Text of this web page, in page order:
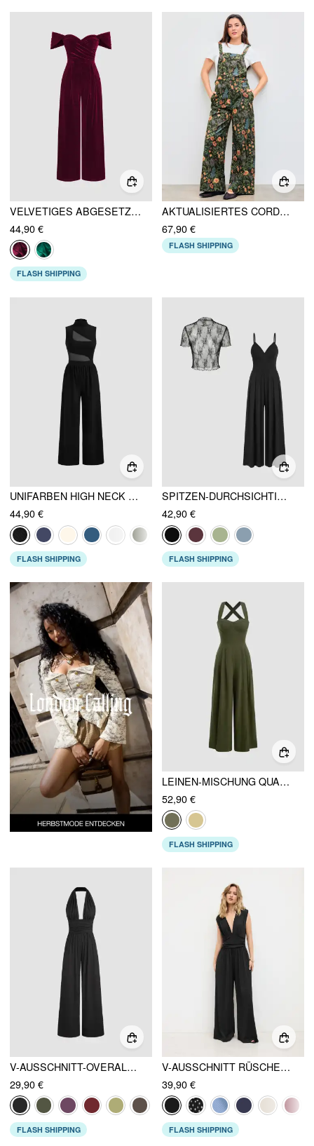
VELVETIGES ABGESETZTER, EINFARBIGER, GERIFFELTES OVERALLS
44,90 €
FLASH SHIPPING
AKTUALISIERTES CORDUROY-GEWEBE, QUADRATISCHER HALS, BLUMENMUSTER, TASCHEN-OVERALLS
67,90 €
FLASH SHIPPING
UNIFARBEN HIGH NECK CUT-OUT PATCHWORK WEITES BEIN OVERALL
44,90 €
FLASH SHIPPING
SPITZEN-DURCHSICHTIGES OBERTEIL & V-AUSSCHNITT-WIDE-LEG-JUMPSUIT
42,90 €
FLASH SHIPPING
LEINEN-MISCHUNG QUADRATISCHER HALS KREUZFÖRMIGES GEBLÄSERTE OVERALLS
52,90 €
FLASH SHIPPING
V-AUSSCHNITT-OVERALL MIT RAFFUNG UND WEITEM BEIN
29,90 €
FLASH SHIPPING
V-AUSSCHNITT RÜSCHEN UNIFARBEN WEITBEINIGER OVERALL
39,90 €
FLASH SHIPPING